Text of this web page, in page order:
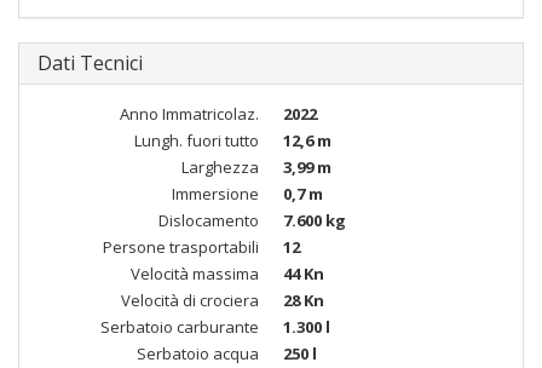
Dati Tecnici
Anno Immatricolaz.
2022
Lungh. fuori tutto
12,6 m
Larghezza
3,99 m
Immersione
0,7 m
Dislocamento
7.600 kg
Persone trasportabili
12
Velocità massima
44 Kn
Velocità di crociera
28 Kn
Serbatoio carburante
1.300 l
Serbatoio acqua
250 l